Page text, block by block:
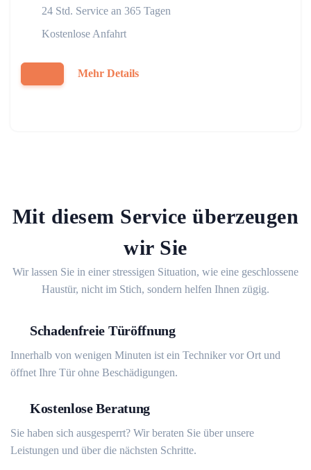
24 Std. Service an 365 Tagen
Kostenlose Anfahrt
Mehr Details
Mit diesem Service überzeugen
wir Sie
Wir lassen Sie in einer stressigen Situation, wie eine geschlossene
Haustür, nicht im Stich, sondern helfen Ihnen zügig.
Schadenfreie Türöffnung
Innerhalb von wenigen Minuten ist ein Techniker vor Ort und
öffnet Ihre Tür ohne Beschädigungen.
Kostenlose Beratung
Sie haben sich ausgesperrt? Wir beraten Sie über unsere
Leistungen und über die nächsten Schritte.